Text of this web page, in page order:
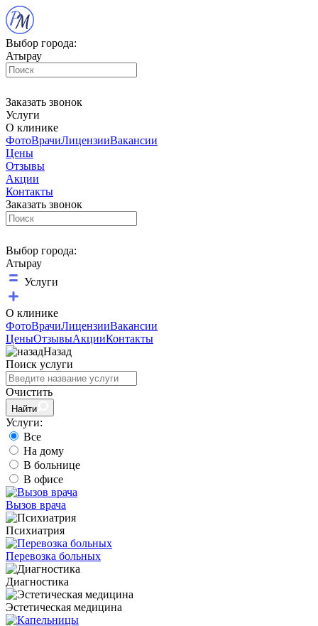
Выбор города:
Атырау
Заказать звонок
Услуги
О клинике
ФотоВрачиЛицензииВакансии
Цены
Отзывы
Акции
Контакты
Заказать звонок
Выбор города:
Атырау
Услуги
О клинике
ФотоВрачиЛицензииВакансии
ЦеныОтзывыАкцииКонтакты
Назад
Поиск услуги
Очистить
Найти
Услуги:
Все
На дому
В больнице
В офисе
Вызов врача
Психиатрия
Перевозка больных
Диагностика
Эстетическая медицина